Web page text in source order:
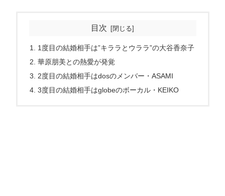
目次
1度目の結婚相手は”キララとウララ”の大谷香奈子
華原朋美との熱愛が発覚
2度目の結婚相手はdosのメンバー・ASAMI
3度目の結婚相手はglobeのボーカル・KEIKO